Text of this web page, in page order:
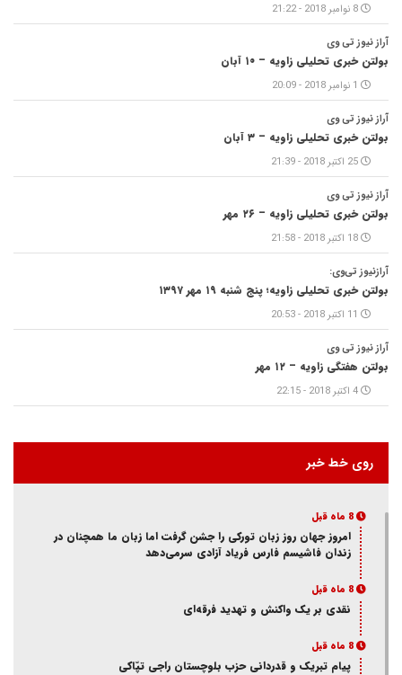
8 نوامبر 2018 - 21:22
آراز نیوز تی وی
بولتن خبری تحلیلی زاویه – ۱۰ آبان
1 نوامبر 2018 - 20:09
آراز نیوز تی وی
بولتن خبری تحلیلی زاویه – ۳ آبان
25 اکتبر 2018 - 21:39
آراز نیوز تی وی
بولتن خبری تحلیلی زاویه – ۲۶ مهر
18 اکتبر 2018 - 21:58
آرازنیوز تی‌وی:
بولتن خبری تحلیلی زاویه؛ پنج شنبه ۱۹ مهر ۱۳۹۷
11 اکتبر 2018 - 20:53
آراز نیوز تی وی
بولتن هفتگی زاویه – ۱۲ مهر
4 اکتبر 2018 - 22:15
روی خط خبر
8 ماه قبل
امروز جهان روز زبان تورکی را جشن گرفت اما زبان ما همچنان در
زندان فاشیسم فارس فریاد آزادی سر‌می‌دهد
8 ماه قبل
نقدی بر یک واکنش و‌ تهدید فرقه‌ای
8 ماه قبل
پیام تبریک و قدردانی حزب بلوچستان راجی تپّاکی